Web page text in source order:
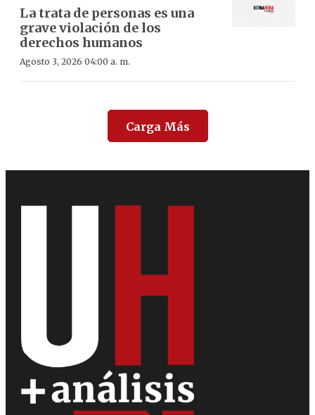
La trata de personas es una
grave violación de los
derechos humanos
Agosto 3, 2026 04:00 a. m.
Carga Más